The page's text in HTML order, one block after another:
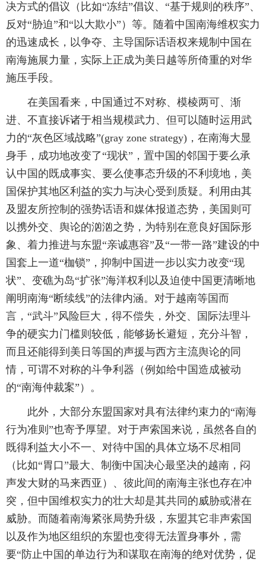
决方式的倡议（比如“冻结”倡议、“基于规则的秩序”、
反对“胁迫”和“以大欺小”）等。随着中国南海维权实力
的迅速成长，以争夺、主导国际话语权来规制中国在
南海施展力量，实际上正成为美日越等所倚重的对华
施压手段。
在美国看来，中国通过不对称、模棱两可、渐
进、不直接诉诸于相当规模武力、但可以随时运用武
力的“灰色区域战略”(gray zone strategy)，在南海大显
身手，成功地改变了“现状”，置中国的邻国于要么承
认中国的既成事实、要么使事态升级的不利境地，美
国保护其地区利益的实力与决心受到质疑。利用由其
及盟友所控制的强势话语和媒体报道态势，美国则可
以携外交、舆论的汹汹之势，为特别在意良好国际形
象、着力推进与东盟“亲诚惠容”及“一带一路”建设的中
国套上一道“枷锁”，抑制中国进一步以实力改变“现
状”、变礁为岛“扩张”海洋权利以及迫使中国更清晰地
阐明南海“断续线”的法律内涵。对于越南等国而
言，“武斗”风险巨大，得不偿失，外交、国际法理斗
争的硬实力门槛则较低，能够扬长避短，充分斗智，
而且还能得到美日等国的声援与西方主流舆论的同
情，可谓不对称的斗争利器（例如给中国造成被动
的“南海仲裁案”）。
此外，大部分东盟国家对具有法律约束力的“南海
行为准则”也寄予厚望。对于声索国来说，虽然各自的
既得利益大小不一、对待中国的具体立场不尽相同
（比如“胃口”最大、制衡中国决心最坚决的越南，闷
声发大财的马来西亚）、彼此间的南海主张也存在冲
突，但中国维权实力的壮大却是其共同的威胁或潜在
威胁。而随着南海紧张局势升级，东盟其它非声索国
以及作为地区组织的东盟也变得无法置身事外，需
要“防止中国的单边行为和谋取在南海的绝对优势，促